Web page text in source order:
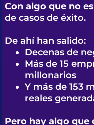
Con algo que no
de casos de éxito.
De ahí han salido:
Decenas de
Más de 15
millonarios
Y más de 153
reales
Pero hay algo que